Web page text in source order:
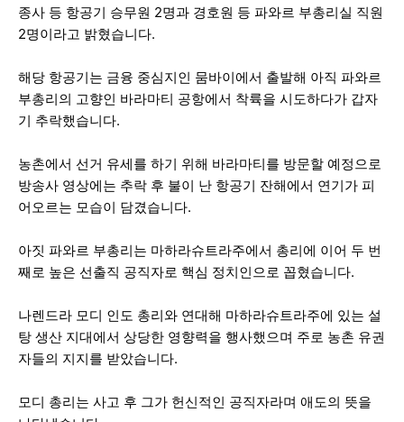
종사 등 항공기 승무원 2명과 경호원 등 파와르 부총리실 직원
2명이라고 밝혔습니다.
해당 항공기는 금융 중심지인 뭄바이에서 출발해 아직 파와르
부총리의 고향인 바라마티 공항에서 착륙을 시도하다가 갑자
기 추락했습니다.
농촌에서 선거 유세를 하기 위해 바라마티를 방문할 예정으로
방송사 영상에는 추락 후 불이 난 항공기 잔해에서 연기가 피
어오르는 모습이 담겼습니다.
아짓 파와르 부총리는 마하라슈트라주에서 총리에 이어 두 번
째로 높은 선출직 공직자로 핵심 정치인으로 꼽혔습니다.
나렌드라 모디 인도 총리와 연대해 마하라슈트라주에 있는 설
탕 생산 지대에서 상당한 영향력을 행사했으며 주로 농촌 유권
자들의 지지를 받았습니다.
모디 총리는 사고 후 그가 헌신적인 공직자라며 애도의 뜻을